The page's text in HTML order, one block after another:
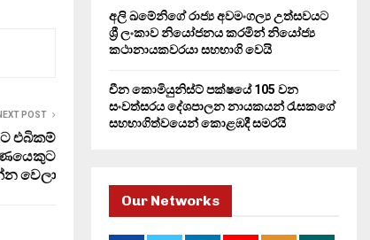
POST
එබිකම්
වෙලා
අලි ඛමේනිගේ රාජ්‍ය අවමංගල්‍ය උත්සවයට
ශ්‍රී ලංකාව නියෝජනය කරමින් නියෝජ්‍ය
කථානායකවරයා සහභාගි වෙයි
චීන කොමියුනිස්ට් පක්ෂයේ 105 වන
සංවත්සරය දේශපාලන නායකයන් රැසකගේ
සහභාගිත්වයෙන් කොළඹදී සමරයි
Our Networks